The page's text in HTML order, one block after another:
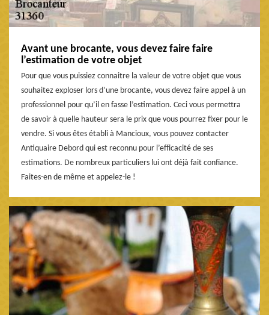
Avant une brocante, vous devez faire faire
l’estimation de votre objet
Pour que vous puissiez connaitre la valeur de votre objet que vous
souhaitez exploser lors d’une brocante, vous devez faire appel à un
professionnel pour qu’il en fasse l’estimation. Ceci vous permettra
de savoir à quelle hauteur sera le prix que vous pourrez fixer pour le
vendre. Si vous êtes établi à Mancioux, vous pouvez contacter
Antiquaire Debord qui est reconnu pour l’efficacité de ses
estimations. De nombreux particuliers lui ont déjà fait confiance.
Faites-en de même et appelez-le !